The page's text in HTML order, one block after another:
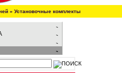
» Установочные комплекты